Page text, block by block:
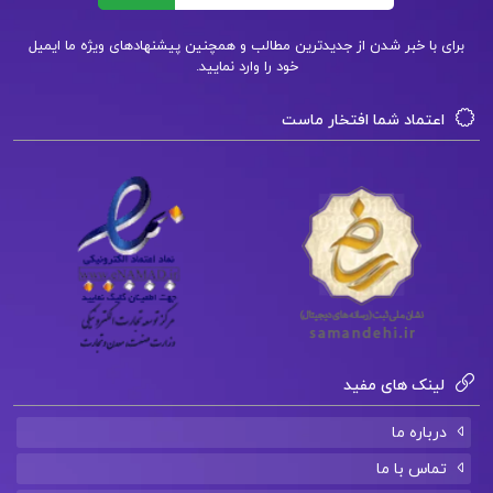
دانلود کتاب هوش های چندگانه در کلاس های درس
کتاب پیشنهادی📚
دانلود فایل PDF کتاب هرگز سازش نکنید کریس
دانلود فایل PDF کتاب میگ میگ زیست یازدهم
برای با خبر شدن از جدیدترین مطالب و همچنین پیشنهادهای ویژه ما ایمیل
خود را وارد نمایید.
اعتماد شما افتخار ماست
لینک های مفید
درباره ما
تماس با ما